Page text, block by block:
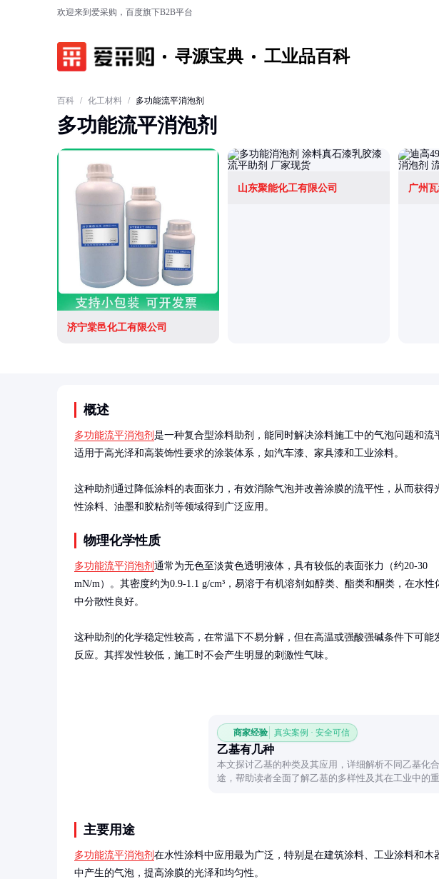
欢迎来到爱采购，百度旗下B2B平台
寻源宝典 工业品百科
百科 / 化工材料 / 多功能流平消泡剂
多功能流平消泡剂
济宁棠邑化工有限公司
山东聚能化工有限公司 广州
概述
多功能流平消泡剂 是一种复合型涂料助剂，能同时解决涂料施工中的气泡问题和
适用于高光泽和高装饰性要求的涂装体系，如汽车漆、家具漆和工业涂料。
这种助剂通过降低涂料的表面张力，有效消除气泡并改善涂膜的流平性，从而获
性涂料、油墨和胶粘剂等领域得到广泛应用。
物理化学性质
多功能流平消泡剂 通常为无色至淡黄色透明液体，具有较低的表面张力（约20-30
mN/m）。其密度约为0.9-1.1 g/cm³，易溶于有机溶剂如醇类、酯类和酮类，在水性
中分散性良好。
这种助剂的化学稳定性较高，在常温下不易分解，但在高温或强酸强碱条件下可能
反应。其挥发性较低，施工时不会产生明显的刺激性气味。
商家经验 真实案例 · 安全可信
乙基有几种
本文探讨乙基的种类及其应用，详细解析不同乙基化
途，帮助读者全面了解乙基的多样性及其在工业中的重
主要用途
多功能流平消泡剂 在水性涂料中应用最为广泛，特别是在建筑涂料、工业涂料和
中产生的气泡，提高涂膜的光泽和均匀性。